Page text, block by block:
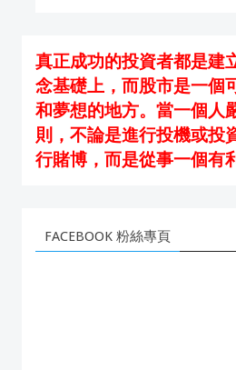
真正成功的投資者都是建
念基礎上，而股市是一個
和夢想的地方。當一個人
則，不論是進行投機或投
行賭博，而是從事一個有
FACEBOOK 粉絲專頁